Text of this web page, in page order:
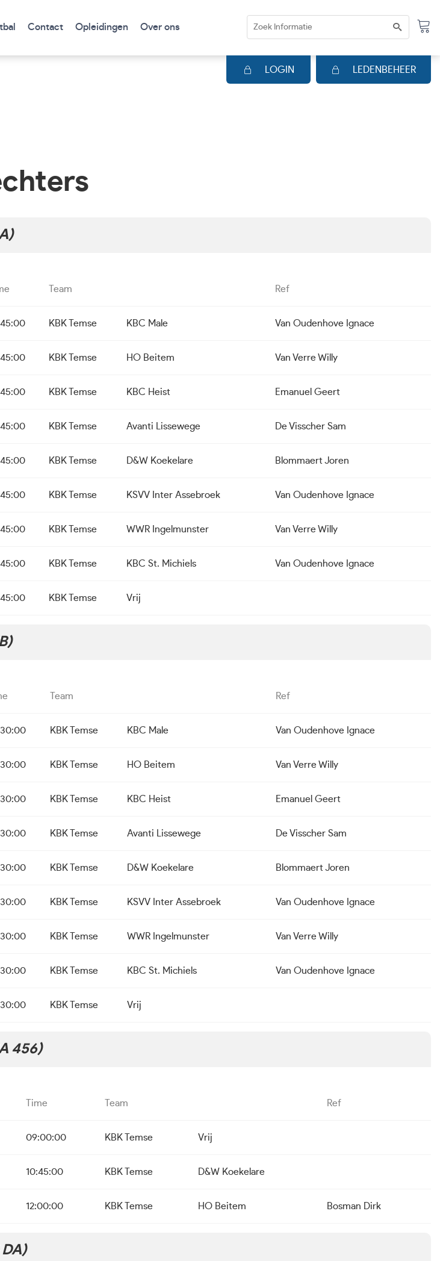
Contact Opleidingen Over ons
LOGIN LEDENBEHEER
Team Ref
KBK Temse KBC Male Van Oudenhove Ignace
KBK Temse HO Beitem Van Verre Willy
KBK Temse KBC Heist Emanuel Geert
KBK Temse Avanti Lissewege De Visscher Sam
KBK Temse D&W Koekelare Blommaert Joren
KBK Temse KSVV Inter Assebroek Van Oudenhove Ignace
KBK Temse WWR Ingelmunster Van Verre Willy
KBK Temse KBC St. Michiels Van Oudenhove Ignace
KBK Temse Vrij
Team Ref
KBK Temse KBC Male Van Oudenhove Ignace
KBK Temse HO Beitem Van Verre Willy
KBK Temse KBC Heist Emanuel Geert
KBK Temse Avanti Lissewege De Visscher Sam
KBK Temse D&W Koekelare Blommaert Joren
KBK Temse KSVV Inter Assebroek Van Oudenhove Ignace
KBK Temse WWR Ingelmunster Van Verre Willy
KBK Temse KBC St. Michiels Van Oudenhove Ignace
KBK Temse Vrij
456)
Time Team Ref
09:00:00 KBK Temse Vrij
10:45:00 KBK Temse D&W Koekelare
12:00:00 KBK Temse HO Beitem Bosman Dirk
DA)